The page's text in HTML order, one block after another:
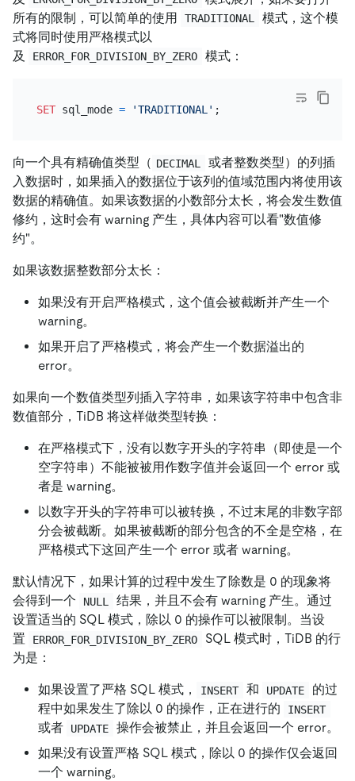
所有的限制，可以简单的使用
TRADITIONAL
模式，这个模
式将同时使用严格模式以
及
ERROR_FOR_DIVISION_BY_ZERO 模式：
SET sql_mode = 'TRADITIONAL'
向一个具有精确值类型（ DECIMAL
或者整数类型）的列插
入数据时，如果插入的数据位于该列的值域范围内将使用该
数据的精确值。如果该数据的小数部分太长，将会发生数值
修约，这时会有 warning 产生，具体内容可以看"数值修
约"。
如果该数据整数部分太长：
如果没有开启严格模式，这个值会被截断并产生一个
warning。
如果开启了严格模式，将会产生一个数据溢出的
error。
如果向一个数值类型列插入字符串，如果该字符串中包含非
数值部分，TiDB 将这样做类型转换：
在严格模式下，没有以数字开头的字符串（即使是一个
空字符串）不能被被用作数字值并会返回一个 error 或
者是 warning。
以数字开头的字符串可以被转换，不过末尾的非数字部
分会被截断。如果被截断的部分包含的不全是空格，在
严格模式下这回产生一个 error 或者 warning。
默认情况下，如果计算的过程中发生了除数是 0 的现象将
会得到一个
NULL
结果，并且不会有 warning 产生。通过
设置适当的 SQL 模式，除以 0 的操作可以被限制。当设
置
ERROR_FOR_DIVISION_BY_ZERO
SQL 模式时，TiDB 的行
为是：
如果设置了严格 SQL 模式， INSERT 和 UPDATE
的过
程中如果发生了除以 0 的操作，正在进行的
INSERT
或者 UPDATE
操作会被禁止，并且会返回一个 error。
如果没有设置严格 SQL 模式，除以 0 的操作仅会返回
一个 warning。